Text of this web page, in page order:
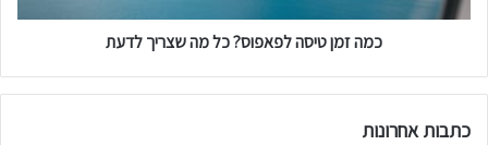
ם
ו
ס
פ
כמה זמן טיסה לפאפוס? כל מה שצריך לדעת
כתבות אחרונות